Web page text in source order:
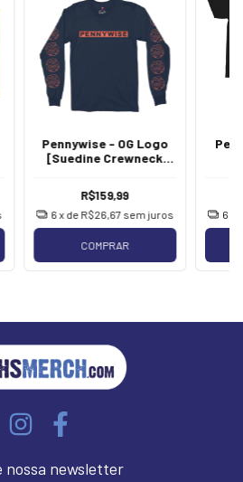
Pennywise - OG Logo
[Suedine Crewneck
R$159,99
6x de R$26,67 sem juros
COMPRAR
6
nossa newsletter